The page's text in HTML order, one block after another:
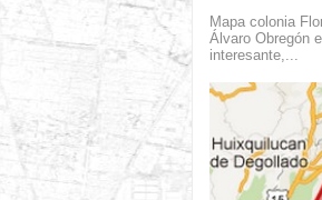
Mapa colonia
Álvaro Obregón
interesante,...